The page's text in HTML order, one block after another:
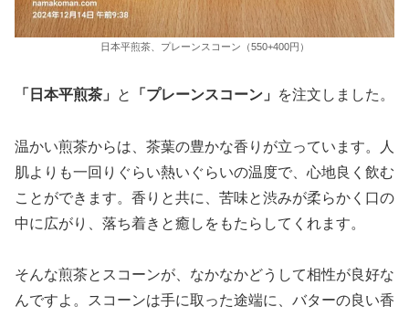
日本平煎茶、プレーンスコーン（550+400円）
「日本平煎茶」 と 「プレーンスコーン」 を注文しました。
温かい煎茶からは、茶葉の豊かな香りが立っています。人
肌よりも一回りぐらい熱いぐらいの温度で、心地良く飲む
ことができます。香りと共に、苦味と渋みが柔らかく口の
中に広がり、落ち着きと癒しをもたらしてくれます。
そんな煎茶とスコーンが、なかなかどうして相性が良好な
んですよ。スコーンは手に取った途端に、バターの良い香